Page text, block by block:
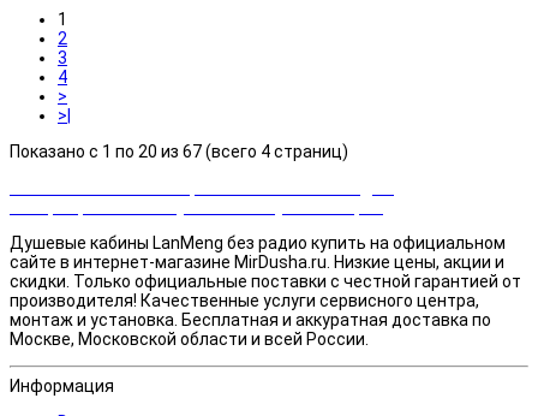
1
2
3
4
>
>|
Показано с 1 по 20 из 67 (всего 4 страниц)
Душевые кабины LanMeng без радио купить на официальном
сайте в интернет-магазине MirDusha.ru. Низкие цены, акции и
скидки. Только официальные поставки c честной гарантией от
производителя! Качественные услуги сервисного центра,
монтаж и установка. Бесплатная и аккуратная доставка по
Москве, Московской области и всей России.
Информация